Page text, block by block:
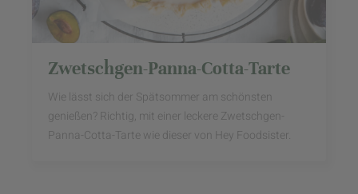
Zwetschgen-Panna-Cotta-Tarte
Wie lässt sich der Spätsommer am schönsten
genießen? Richtig, mit einer leckere Zwetschgen-
Panna-Cotta-Tarte wie dieser von Hey Foodsister.